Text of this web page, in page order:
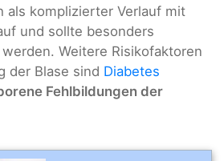
als komplizierter Verlauf mit
und sollte besonders
Weitere Risikofaktoren
der Blase sind Diabetes
Fehlbildungen der